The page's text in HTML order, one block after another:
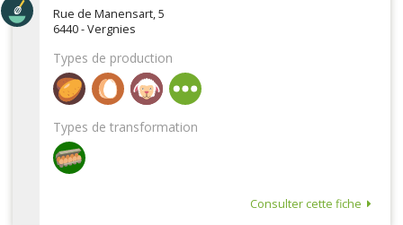
Rue de Manensart, 5
6440 - Vergnies
Types de production
Types de transformation
Consulter cette fiche